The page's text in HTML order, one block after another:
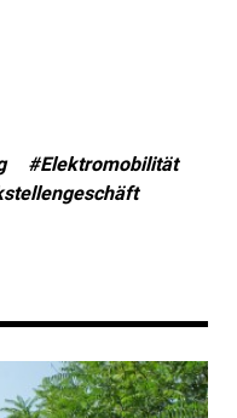
#Elektromobilität